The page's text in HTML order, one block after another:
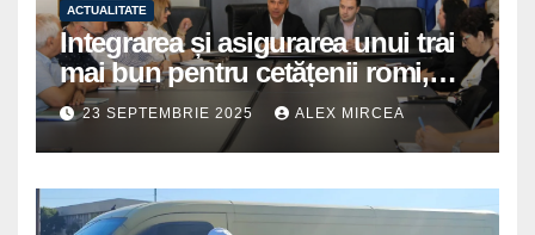
ACTUALITATE
Integrarea și asigurarea unui trai
mai bun pentru cetățenii romi,
prioritate pentru instituțiile
publice giurgiuvene
23 SEPTEMBRIE 2025 ALEX MIRCEA